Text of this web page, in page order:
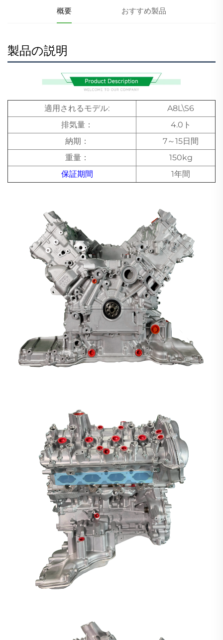
概要 おすすめ製品
製品の説明
適用されるモデル:
A8L\S6
排気量：
4.0ト
納期：
7～15日間
重量：
150kg
保証期間
1年間